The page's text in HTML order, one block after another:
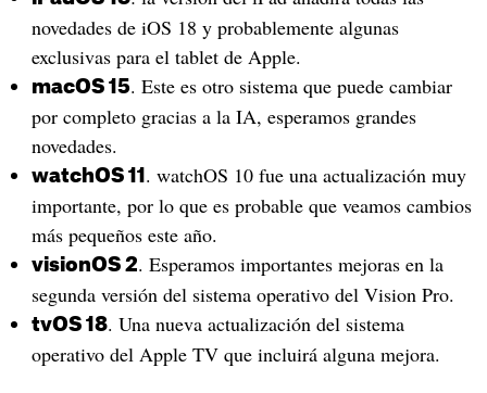
novedades de iOS 18 y probablemente algunas
exclusivas para el tablet de Apple.
macOS 15. Este es otro sistema que puede cambiar
por completo gracias a la IA, esperamos grandes
novedades.
watchOS 11 . watchOS 10 fue una actualización muy
importante, por lo que es probable que veamos cambios
más pequeños este año.
visionOS 2. Esperamos importantes mejoras en la
segunda versión del sistema operativo del Vision Pro.
tvOS 18. Una nueva actualización del sistema
operativo del Apple TV que incluirá alguna mejora.